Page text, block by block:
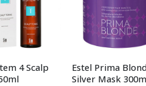
4 Scalp
Estel Prima
Silver Mask